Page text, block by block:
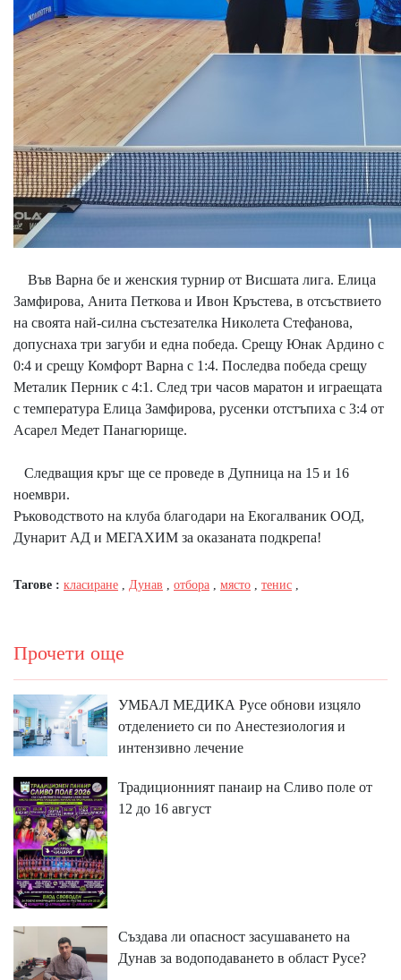
Във Варна бе и женския турнир от Висшата лига. Елица
Замфирова, Анита Петкова и Ивон Кръстева, в отсъствието
на своята най-силна състезателка Николета Стефанова,
допуснаха три загуби и една победа. Срещу Юнак Ардино с
0:4 и срещу Комфорт Варна с 1:4. Последва победа срещу
Металик Перник с 4:1. След три часов маратон и играещата
с температура Елица Замфирова, русенки отстъпиха с 3:4 от
Асарел Медет Панагюрище.
Следващия кръг ще се проведе в Дупница на 15 и 16
ноември.
Ръководството на клуба благодари на Екогалваник ООД,
Дунарит АД и МЕГАХИМ за оказаната подкрепа!
Тагове : класиране Дунав отбора място тенис
Прочети още
УМБАЛ МЕДИКА Русе обнови изцяло
отделението си по Анестезиология и
интензивно лечение
Традиционният панаир на Сливо поле от
12 до 16 август
Създава ли опасност засушаването на
Дунав за водоподаването в област Русе?